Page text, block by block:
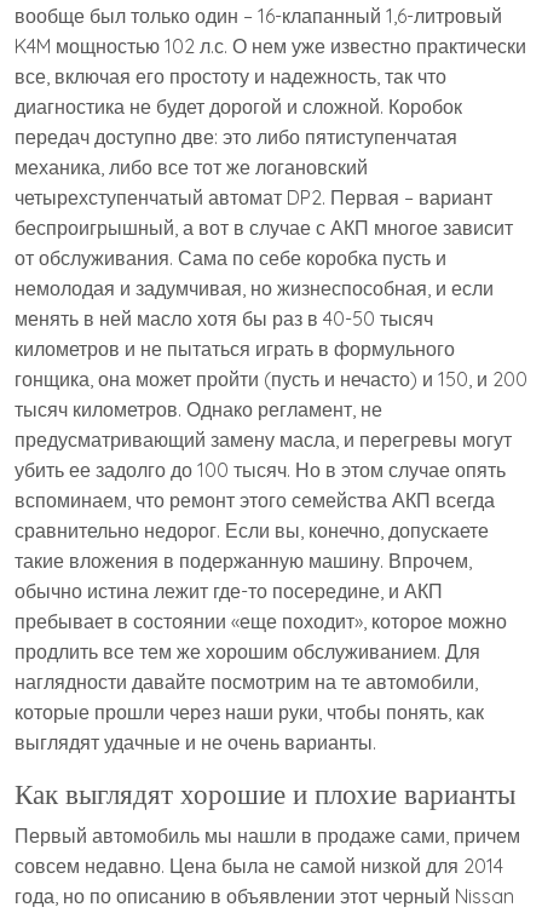
вообще был только один – 16-клапанный 1,6-литровый
K4M мощностью 102 л.с. О нем уже известно практически
все, включая его простоту и надежность, так что
диагностика не будет дорогой и сложной. Коробок
передач доступно две: это либо пятиступенчатая
механика, либо все тот же логановский
четырехступенчатый автомат DP2. Первая – вариант
беспроигрышный, а вот в случае с АКП многое зависит
от обслуживания. Сама по себе коробка пусть и
немолодая и задумчивая, но жизнеспособная, и если
менять в ней масло хотя бы раз в 40-50 тысяч
километров и не пытаться играть в формульного
гонщика, она может пройти (пусть и нечасто) и 150, и 200
тысяч километров. Однако регламент, не
предусматривающий замену масла, и перегревы могут
убить ее задолго до 100 тысяч. Но в этом случае опять
вспоминаем, что ремонт этого семейства АКП всегда
сравнительно недорог. Если вы, конечно, допускаете
такие вложения в подержанную машину. Впрочем,
обычно истина лежит где-то посередине, и АКП
пребывает в состоянии «еще походит», которое можно
продлить все тем же хорошим обслуживанием. Для
наглядности давайте посмотрим на те автомобили,
которые прошли через наши руки, чтобы понять, как
выглядят удачные и не очень варианты.
Как выглядят хорошие и плохие варианты
Первый автомобиль мы нашли в продаже сами, причем
совсем недавно. Цена была не самой низкой для 2014
года, но по описанию в объявлении этот черный Nissan